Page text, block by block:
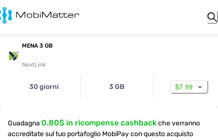
MENA 3 GB
NextLink
30 giorni 3 GB $7.99
Guadagna 0.80$ in ricompense cashbackche verranno
accreditate sul tuo portafoglio MobiPay con questo acquisto